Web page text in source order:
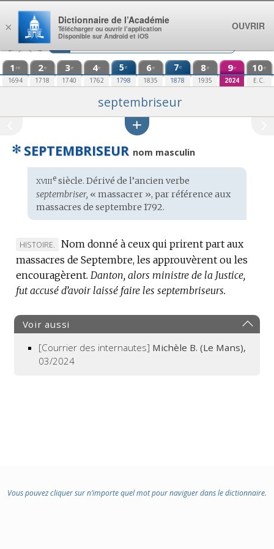
Aller au contenu
1 re
1694
2e
1718
3e
1740
4e
1762
5e
1798
6e
1835
7e
1878
8e
1935
9e
2024
10e
E.C.
septembriseur
✻ SEPTEMBRISEUR nom masculin
Étymologie
:
xviiiesiècle. Dérivé de l’ancien verbe
septembriser, « massacrer », par référence aux
massacres de septembre 1792.
MARQUE
DE
DOMAINE
:
HISTOIRE.
Nom donné à ceux qui prirent part aux
massacres de Septembre, les approuvèrent ou les
encouragèrent. Danton, alors ministre de la Justice,
fut accusé d’avoir laissé faire les septembriseurs.
Voir aussi
[Courrier des internautes] Michèle B. (Le Mans),
03/2024
Vous pouvez cliquer sur n’importe quel mot pour naviguer dans le dictionnaire.
×
Dictionnaire de l’Académie
Télécharger ou ouvrir l’application
Disponible sur Android et iOS
OUVRIR